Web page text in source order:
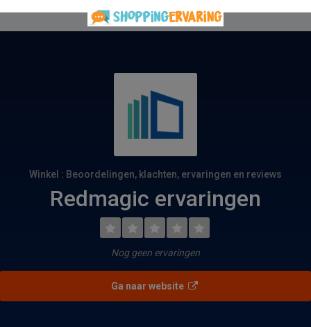
Winkel : Beoordelingen, klachten, ervaringen en reviews
Redmagic ervaringen
Nog geen ervaringen
Ga naar website